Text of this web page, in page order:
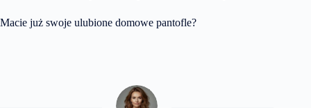
Macie już swoje ulubione domowe pantofle?